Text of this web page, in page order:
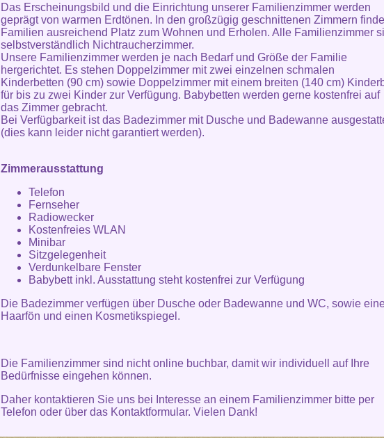
Das Erscheinungsbild und die Einrichtung unserer Familienzimmer werden
geprägt von warmen Erdtönen. In den großzügig geschnittenen Zimmern
Familien ausreichend Platz zum Wohnen und Erholen. Alle Familienzimmer
selbstverständlich Nichtraucherzimmer.
Unsere Familienzimmer werden je nach Bedarf und Größe der Familie
hergerichtet. Es stehen Doppelzimmer mit zwei einzelnen schmalen
Kinderbetten (90 cm) sowie Doppelzimmer mit einem breiten (140 cm)
für bis zu zwei Kinder zur Verfügung. Babybetten werden gerne kostenfrei auf
das Zimmer gebracht.
Bei Verfügbarkeit ist das Badezimmer mit Dusche und Badewanne
(dies kann leider nicht garantiert werden).
Zimmerausstattung
Telefon
Fernseher
Radiowecker
Kostenfreies WLAN
Minibar
Sitzgelegenheit
Verdunkelbare Fenster
Babybett inkl. Ausstattung steht kostenfrei zur Verfügung
Die Badezimmer verfügen über Dusche oder Badewanne und WC, sowie
Haarfön und einen Kosmetikspiegel.
Die Familienzimmer sind nicht online buchbar, damit wir individuell auf Ihre
Bedürfnisse eingehen können.
Daher kontaktieren Sie uns bei Interesse an einem Familienzimmer bitte per
Telefon oder über das Kontaktformular. Vielen Dank!